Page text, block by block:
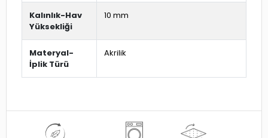
Kalınlık-Hav
Yüksekliği
10 mm
Materyal-
İplik Türü
Akrilik